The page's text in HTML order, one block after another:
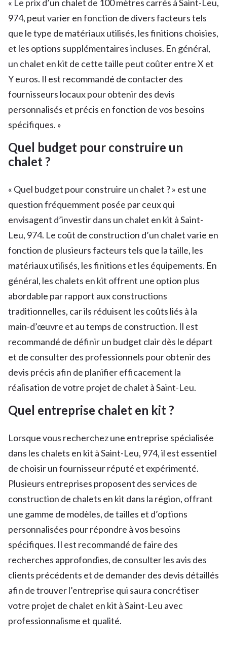
« Le prix d’un chalet de 100 mètres carrés à Saint-Leu,
974, peut varier en fonction de divers facteurs tels
que le type de matériaux utilisés, les finitions choisies,
et les options supplémentaires incluses. En général,
un chalet en kit de cette taille peut coûter entre X et
Y euros. Il est recommandé de contacter des
fournisseurs locaux pour obtenir des devis
personnalisés et précis en fonction de vos besoins
spécifiques. »
Quel budget pour construire un
chalet ?
« Quel budget pour construire un chalet ? » est une
question fréquemment posée par ceux qui
envisagent d’investir dans un chalet en kit à Saint-
Leu, 974. Le coût de construction d’un chalet varie en
fonction de plusieurs facteurs tels que la taille, les
matériaux utilisés, les finitions et les équipements. En
général, les chalets en kit offrent une option plus
abordable par rapport aux constructions
traditionnelles, car ils réduisent les coûts liés à la
main-d’œuvre et au temps de construction. Il est
recommandé de définir un budget clair dès le départ
et de consulter des professionnels pour obtenir des
devis précis afin de planifier efficacement la
réalisation de votre projet de chalet à Saint-Leu.
Quel entreprise chalet en kit ?
Lorsque vous recherchez une entreprise spécialisée
dans les chalets en kit à Saint-Leu, 974, il est essentiel
de choisir un fournisseur réputé et expérimenté.
Plusieurs entreprises proposent des services de
construction de chalets en kit dans la région, offrant
une gamme de modèles, de tailles et d’options
personnalisées pour répondre à vos besoins
spécifiques. Il est recommandé de faire des
recherches approfondies, de consulter les avis des
clients précédents et de demander des devis détaillés
afin de trouver l’entreprise qui saura concrétiser
votre projet de chalet en kit à Saint-Leu avec
professionnalisme et qualité.